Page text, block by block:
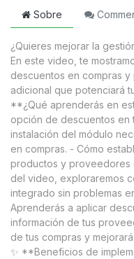
Sobre
¿Quieres mejorar la
En este video, te
descuentos en compras
adicional que potenciará
**¿Qué aprenderás en
opción de descuentos en
instalación del módulo
en compras. - Cómo
productos y proveedores
del video, exploraremos
integrado sin problemas
Aprenderás a aplicar
información de tus
de tus compras y
✨ **Beneficios de